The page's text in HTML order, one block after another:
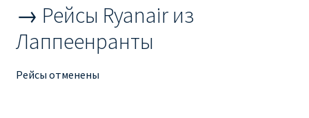
Регистрация ребенка на рейс RYANAIR
Рим
→ Рейсы Ryanair из
Лаппеенранты
Рейсы отменены